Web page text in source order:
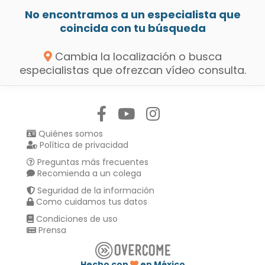
No encontramos a un especialista que
coincida con tu búsqueda
Cambia la localización o busca
especialistas que ofrezcan vídeo consulta.
Quiénes somos
Política de privacidad
Preguntas más frecuentes
Recomienda a un colega
Seguridad de la información
Como cuidamos tus datos
Condiciones de uso
Prensa